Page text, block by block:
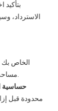
الاسترداد،
حساسية
محدودة قبل